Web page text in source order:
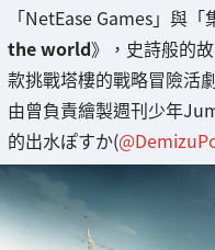
「NetEase Games」與
the world》，史詩般的
款挑戰塔樓的戰略冒險活
由曾負責繪製週刊少年
的出水ぽすか(